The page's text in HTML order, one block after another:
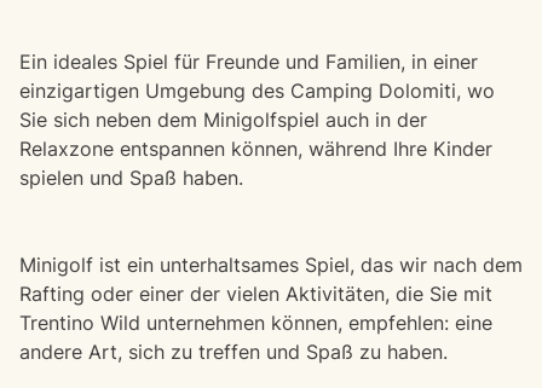
Ein ideales Spiel für Freunde und Familien, in einer
einzigartigen Umgebung des Camping Dolomiti, wo
Sie sich neben dem Minigolfspiel auch in der
Relaxzone entspannen können, während Ihre Kinder
spielen und Spaß haben.
Minigolf ist ein unterhaltsames Spiel, das wir nach dem
Rafting oder einer der vielen Aktivitäten, die Sie mit
Trentino Wild unternehmen können, empfehlen: eine
andere Art, sich zu treffen und Spaß zu haben.